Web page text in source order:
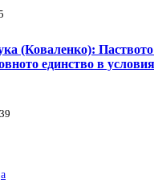
(Коваленко): Паството
единство в